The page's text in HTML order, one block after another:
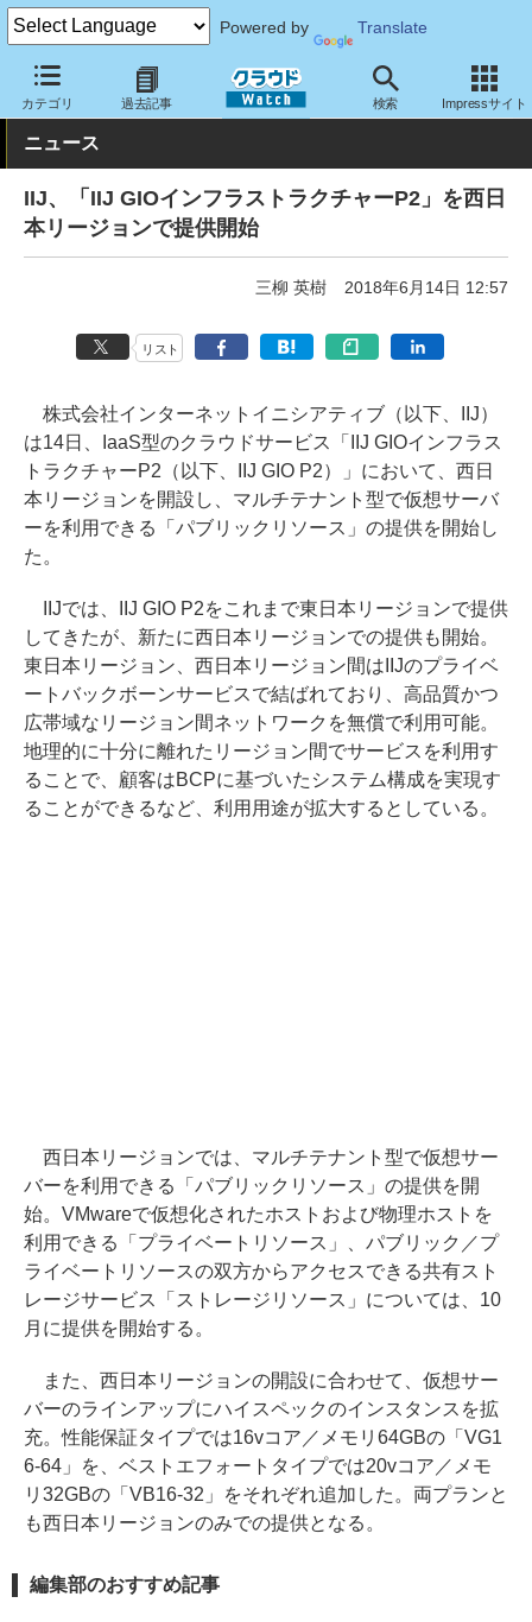
Powered by Translate
カテゴリ 過去記事 検索 Impressサイト
クラウド Watch ハード・インフラ パブリッククラウド IIJ
ニュース
IIJ、「IIJ GIOインフラストラクチャーP2」を西日
本リージョンで提供開始
三柳 英樹 2018年6月14日 12:57
リスト
株式会社インターネットイニシアティブ（以下、IIJ）
は14日、IaaS型のクラウドサービス「IIJ GIOインフラス
トラクチャーP2（以下、IIJ GIO P2）」において、西日
本リージョンを開設し、マルチテナント型で仮想サーバ
ーを利用できる「パブリックリソース」の提供を開始し
た。
IIJでは、IIJ GIO P2をこれまで東日本リージョンで提供
してきたが、新たに西日本リージョンでの提供も開始。
東日本リージョン、西日本リージョン間はIIJのプライベ
ートバックボーンサービスで結ばれており、高品質かつ
広帯域なリージョン間ネットワークを無償で利用可能。
地理的に十分に離れたリージョン間でサービスを利用す
ることで、顧客はBCPに基づいたシステム構成を実現す
ることができるなど、利用用途が拡大するとしている。
西日本リージョンでは、マルチテナント型で仮想サー
バーを利用できる「パブリックリソース」の提供を開
始。VMwareで仮想化されたホストおよび物理ホストを
利用できる「プライベートリソース」、パブリック／プ
ライベートリソースの双方からアクセスできる共有スト
レージサービス「ストレージリソース」については、10
月に提供を開始する。
また、西日本リージョンの開設に合わせて、仮想サー
バーのラインアップにハイスペックのインスタンスを拡
充。性能保証タイプでは16vコア／メモリ64GBの「VG1
6-64」を、ベストエフォートタイプでは20vコア／メモ
リ32GBの「VB16-32」をそれぞれ追加した。両プランと
も西日本リージョンのみでの提供となる。
編集部のおすすめ記事